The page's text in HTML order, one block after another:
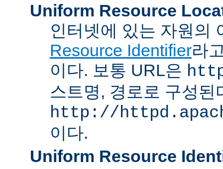
Uniform Resource
인터넷에 있는 자원의
Resource Identifier라
이다. 보통 URL은
스트명, 경로로 구성
http://
이다.
Uniform Resource